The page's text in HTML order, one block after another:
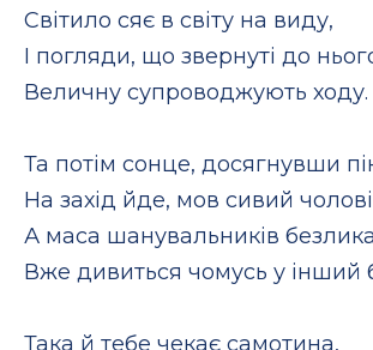
Світило сяє в світу на виду,
І погляди, що звернуті до
Величну супроводжують ходу.
Та потім сонце, досягнувши
На захід йде, мов сивий
А маса шанувальників безлика
Вже дивиться чомусь у інший
Така й тебе чекає самотина,